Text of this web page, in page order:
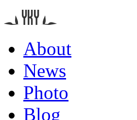
About
News
Photo
Blog